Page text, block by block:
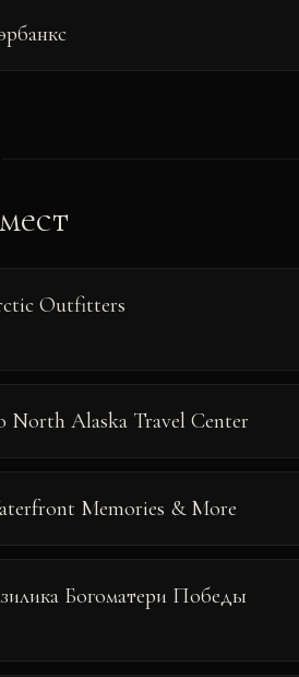
мест
Outfitters
North Alaska Travel Center
Memories & More
Богоматери Победы